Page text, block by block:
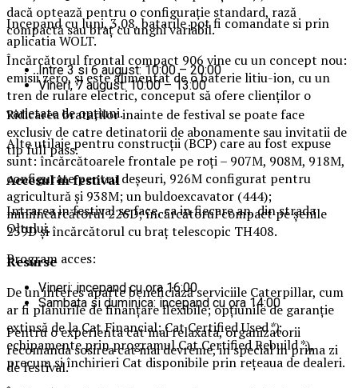
dacă optează pentru o configurație standard, rază
compactă sau braț cu unghi variabil.
Încărcătorul frontal compact 906 vine cu un concept nou:
emisii zero, și este alimentat de o baterie litiu-ion, cu un
tren de rulare electric, conceput să ofere clienților o
varietate de opțiuni.
Alte utilaje pentru construcții (BCP) care au fost expuse
sunt: încărcătoarele frontale pe roți – 907M, 908M, 918M,
configurate pentru deșeuri, 926M configurat pentru
agricultură și 938M; un buldoexcavator (444);
miniîncărcătorul 226D; încărcătorul compact pe șenile
259D și încărcătorul cu braț telescopic TH408.
Resurse
De un interes aparte beneficiază serviciile Caterpillar, cum
ar fi planurile de finanțare flexibile; opțiunile de garanție
extinsă de la Cat Financial; Cat Certified Used*);
echipamente prin programul Cat Certified Rebuild *),
precum și închirieri Cat disponibile prin rețeaua de dealeri.
Incepand cu luni, 3.08, batarile pot fi comandate si prin
aplicatia WOLT.
Intre 3 si 6 august: 10:00 – 20:00
Vineri, 7 august: 10:00 – 13:00
Ridicarea bratarilor inainte de festival se poate face
exclusiv de catre detinatorii de abonamente sau invitatii de
tip full pass.
Accesul in festival
Intrarea in festival se face, ca in fiecare an, din strada
Oltului.
Program acces:
Vineri: incepand cu ora 16:00
Sambata si duminica: incepand cu ora 14:00
Pentru o experienta cat mai relaxata, organizatorii
recomanda sosirea cat mai devreme, in special in prima zi
de festival.